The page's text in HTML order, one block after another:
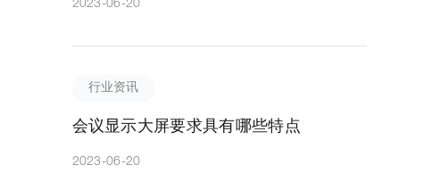
2023-06-20
行业资讯
会议显示大屏要求具有哪些特点
2023-06-20